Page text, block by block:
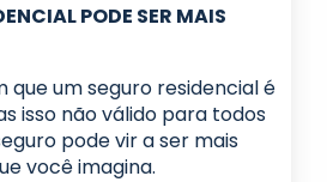
PODE SER MAIS
que um seguro residencial é
isso não válido para todos
pode vir a ser mais
você imagina.